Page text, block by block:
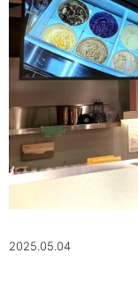
2025.05.04